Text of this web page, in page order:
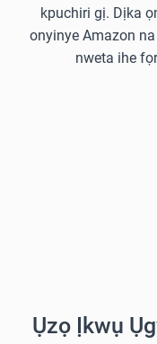
kpuchiri gị. Dịka
onyinye Amazon
nweta ihe
Ụzọ Ịkwụ